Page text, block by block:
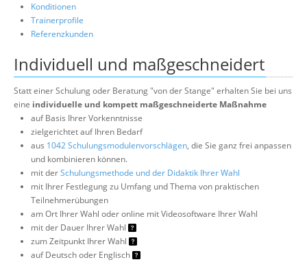
Konditionen
Trainerprofile
Referenzkunden
Individuell und maßgeschneidert
Statt einer Schulung oder Beratung "von der Stange" erhalten Sie bei uns
eine individuelle und kompett maßgeschneiderte Maßnahme
auf Basis Ihrer Vorkenntnisse
zielgerichtet auf Ihren Bedarf
aus 1042 Schulungsmodulenvorschlägen, die Sie ganz frei anpassen
und kombinieren können.
mit derSchulungsmethode und der Didaktik Ihrer Wahl
mit Ihrer Festlegung zu Umfang und Thema von praktischen
Teilnehmerübungen
am Ort Ihrer Wahl oder online mit Videosoftware Ihrer Wahl
mit der Dauer Ihrer Wahl
zum Zeitpunkt Ihrer Wahl
auf Deutsch oder Englisch